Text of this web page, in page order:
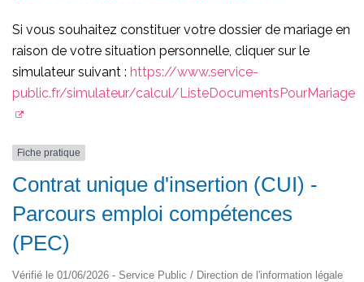
Si vous souhaitez constituer votre dossier de mariage en
raison de votre situation personnelle, cliquer sur le
simulateur suivant : https://www.service-
public.fr/simulateur/calcul/ListeDocumentsPourMariage
Fiche pratique
Contrat unique d'insertion (CUI) -
Parcours emploi compétences
(PEC)
Vérifié le 01/06/2026 - Service Public / Direction de l'information légale